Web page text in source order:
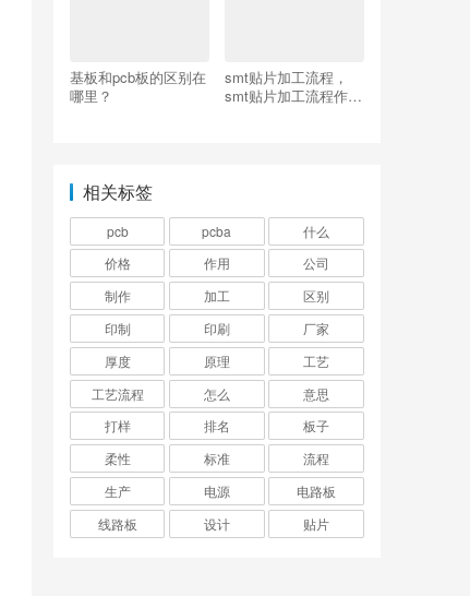
基板和pcb板的区别在
哪里？
smt贴片加工流程，
smt贴片加工流程作业
相关标签
pcb pcba
什么
价格
作用
公司
制作
加工
区别
印制
印刷
厂家
厚度
原理
工艺
工艺流程
怎么
意思
打样
排名
板子
柔性
标准
流程
生产
电源
电路板
线路板
设计 贴片